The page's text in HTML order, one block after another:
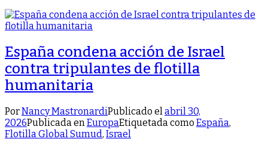
España condena acción de Israel
contra tripulantes de flotilla
humanitaria
PorNancy MastronardiPublicado elabril 30,
2026Publicada enEuropaEtiquetada como España,
Flotilla Global Sumud, Israel